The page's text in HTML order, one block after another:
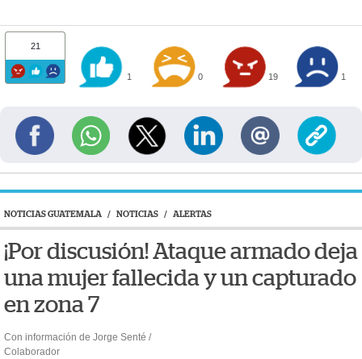
21
1 0 19 1
NOTICIAS GUATEMALA / NOTICIAS / ALERTAS
¡Por discusión! Ataque armado deja
una mujer fallecida y un capturado
en zona 7
Con información de Jorge Senté /
Colaborador